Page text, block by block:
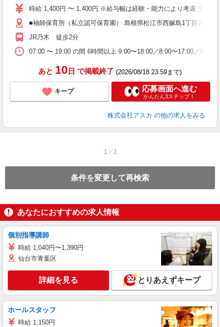
時給 1,400円 〜 1,400円 ※給与幅は経験・能力により考慮 交通費
■袖師保育所（私立認可保育園） 島根県松江市西嫁島1丁目235
JR乃木 徒歩2分
07:00 〜 19:00 の間 6時間以上 9:00〜18:00／8:00〜17:00／8:30
あと 10 日 で掲載終了 (2026/08/18 23:59まで)
キープ 応募画面へ進む
かんたん3ステップ！
株式会社アスカ の他の求人をみる
1／1
条件を変更して再検索
あなたにおすすめの求人情報
個別指導講師
時給 1,040円〜1,390円
仙台市青葉区
詳細を見る とりあえずキープ
ホールスタッフ
時給 1,150円